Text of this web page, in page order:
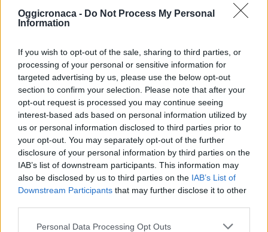
Oggicronaca - Do Not Process My Personal
Information
If you wish to opt-out of the sale, sharing to third parties, or
processing of your personal or sensitive information for
targeted advertising by us, please use the below opt-out
section to confirm your selection. Please note that after your
opt-out request is processed you may continue seeing
interest-based ads based on personal information utilized by
us or personal information disclosed to third parties prior to
your opt-out. You may separately opt-out of the further
disclosure of your personal information by third parties on the
IAB’s list of downstream participants. This information may
also be disclosed by us to third parties on the IAB’s List of
Downstream Participants that may further disclose it to other
Personal Data Processing Opt Outs
CONDIVIDERE:
VALUTARE: